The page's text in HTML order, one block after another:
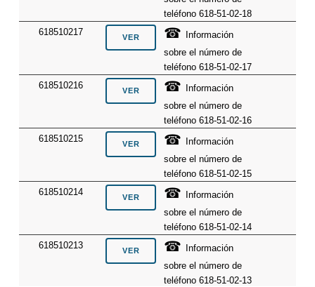
teléfono 618-51-02-18
618510217
☎
Información
sobre el número de
teléfono 618-51-02-17
618510216
☎
Información
sobre el número de
teléfono 618-51-02-16
618510215
☎
Información
sobre el número de
teléfono 618-51-02-15
618510214
☎
Información
sobre el número de
teléfono 618-51-02-14
618510213
☎
Información
sobre el número de
teléfono 618-51-02-13